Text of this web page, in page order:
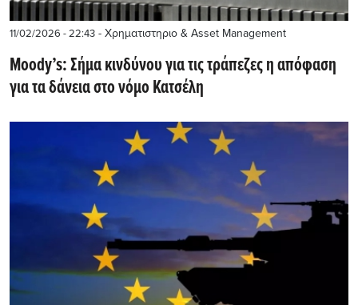
11/02/2026 - 22:43 - Χρηματιστηριο & Asset Management
Moody’s: Σήμα κινδύνου για τις τράπεζες η απόφαση
για τα δάνεια στο νόμο Κατσέλη